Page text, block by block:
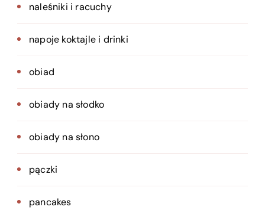
naleśniki i racuchy
napoje koktajle i drinki
obiad
obiady na słodko
obiady na słono
pączki
pancakes